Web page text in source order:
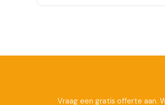
Vraag een gratis offerte aan.